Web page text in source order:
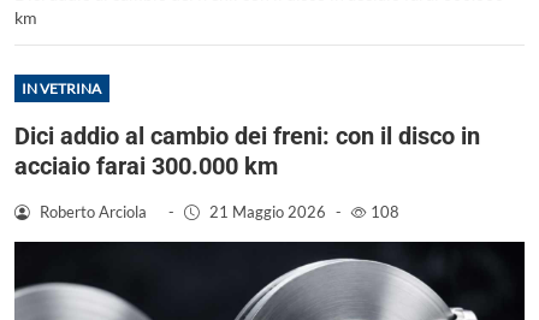
km
IN VETRINA
Dici addio al cambio dei freni: con il disco in
acciaio farai 300.000 km
Roberto Arciola - 21 Maggio 2026 - 108